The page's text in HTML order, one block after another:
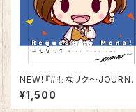
NEW！『#もなリク〜JOURNE
Y〜』CDR
¥1,500